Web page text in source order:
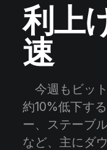
利上
速
今週もビッ
約10%低下す
ー、ステーブ
など、主にダ